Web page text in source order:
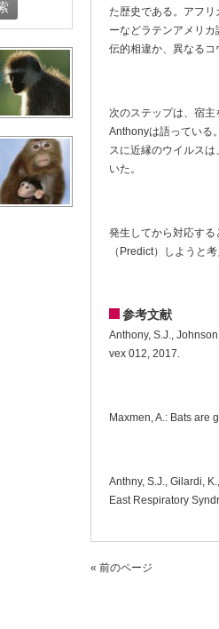
た歴史である。アフ
ーなどラテンアメリ
伝的相違か、異なる
次のステップは、宿
Anthonyは語っている
スに近縁のウイルス
いた。
発生してから対応す
（Predict）しようと
参考文献
Anthony, S.J.,
vex 012, 2017.
Maxmen, A.: Bats are
Anthny, S.J., Gilardi,
East Respiratory
« 前のページ